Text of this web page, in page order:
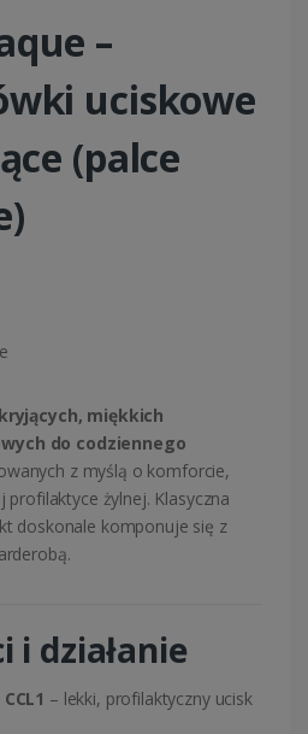
–
uciskowe
(palce
kryjących, miękkich
do codziennego
z myślą o komforcie,
żylnej. Klasyczna
doskonale komponuje się z
i działanie
– lekki, profilaktyczny ucisk